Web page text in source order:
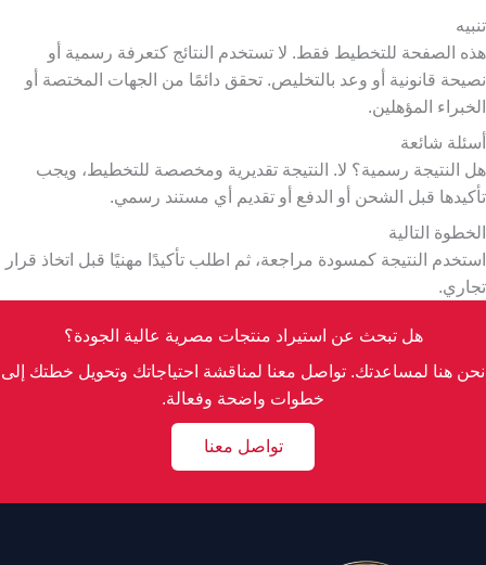
تنبيه
هذه الصفحة للتخطيط فقط. لا تستخدم النتائج كتعرفة رسمية أو
نصيحة قانونية أو وعد بالتخليص. تحقق دائمًا من الجهات المختصة أو
الخبراء المؤهلين.
أسئلة شائعة
هل النتيجة رسمية؟ لا. النتيجة تقديرية ومخصصة للتخطيط، ويجب
تأكيدها قبل الشحن أو الدفع أو تقديم أي مستند رسمي.
الخطوة التالية
استخدم النتيجة كمسودة مراجعة، ثم اطلب تأكيدًا مهنيًا قبل اتخاذ قرار
تجاري.
هل تبحث عن استيراد منتجات مصرية عالية الجودة؟
نحن هنا لمساعدتك. تواصل معنا لمناقشة احتياجاتك وتحويل خطتك إلى
خطوات واضحة وفعالة.
تواصل معنا